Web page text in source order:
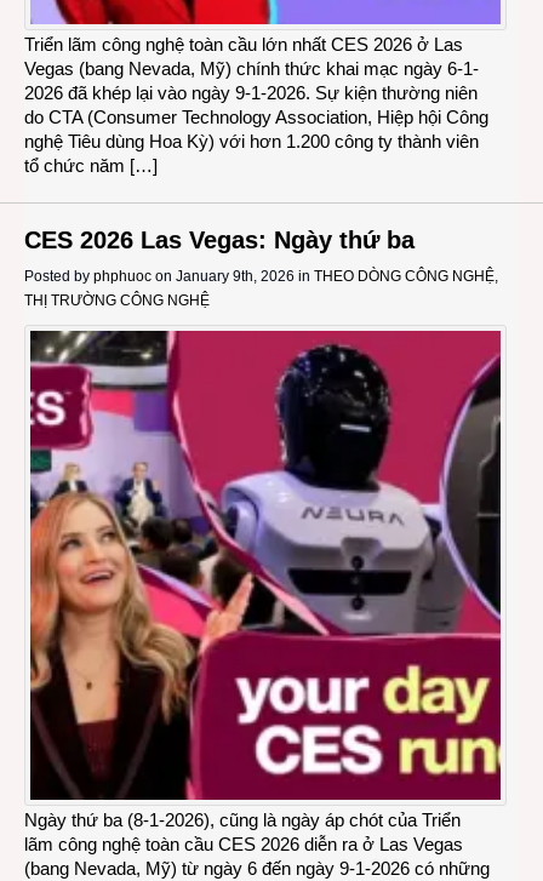
Triển lãm công nghệ toàn cầu lớn nhất CES 2026 ở Las
Vegas (bang Nevada, Mỹ) chính thức khai mạc ngày 6-1-
2026 đã khép lại vào ngày 9-1-2026. Sự kiện thường niên
do CTA (Consumer Technology Association, Hiệp hội Công
nghệ Tiêu dùng Hoa Kỳ) với hơn 1.200 công ty thành viên
tổ chức năm […]
CES 2026 Las Vegas: Ngày thứ ba
Posted by phphuoc on January 9th, 2026 in THEO DÒNG CÔNG NGHỆ
THỊ TRƯỜNG CÔNG NGHỆ
Ngày thứ ba (8-1-2026), cũng là ngày áp chót của Triển
lãm công nghệ toàn cầu CES 2026 diễn ra ở Las Vegas
(bang Nevada, Mỹ) từ ngày 6 đến ngày 9-1-2026 có những